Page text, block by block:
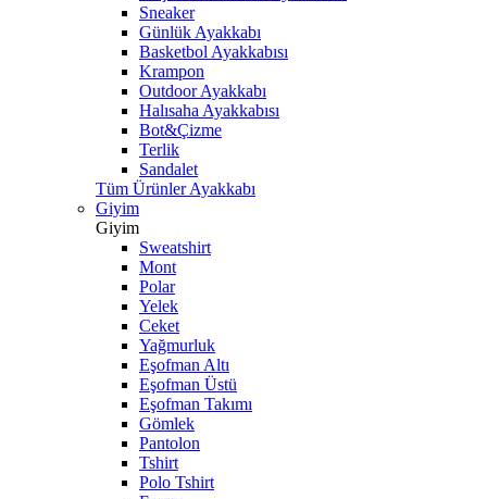
Sneaker
Günlük Ayakkabı
Basketbol Ayakkabısı
Krampon
Outdoor Ayakkabı
Halısaha Ayakkabısı
Bot&Çizme
Terlik
Sandalet
Tüm Ürünler Ayakkabı
Giyim
Giyim
Sweatshirt
Mont
Polar
Yelek
Ceket
Yağmurluk
Eşofman Altı
Eşofman Üstü
Eşofman Takımı
Gömlek
Pantolon
Tshirt
Polo Tshirt